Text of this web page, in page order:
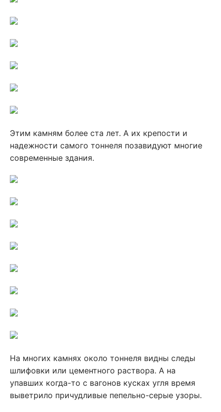
Этим камням более ста лет. А их крепости и
надежности самого тоннеля позавидуют многие
современные здания.
На многих камнях около тоннеля видны следы
шлифовки или цементного раствора. А на
упавших когда-то с вагонов кусках угля время
выветрило причудливые пепельно-серые узоры.